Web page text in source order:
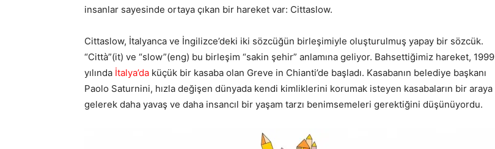
insanlar sayesinde ortaya çıkan bir hareket var: Cittaslow.
Cittaslow, İtalyanca ve İngilizce’deki iki sözcüğün birleşimiyle oluşturulmuş yapay bir sözcük.
“Città”(it) ve “slow”(eng) bu birleşim “sakin şehir” anlamına geliyor. Bahsettiğimiz hareket, 1999
yılında İtalya’da küçük bir kasaba olan Greve in Chianti’de başladı. Kasabanın belediye başkanı
Paolo Saturnini, hızla değişen dünyada kendi kimliklerini korumak isteyen kasabaların bir araya
gelerek daha yavaş ve daha insancıl bir yaşam tarzı benimsemeleri gerektiğini düşünüyordu.